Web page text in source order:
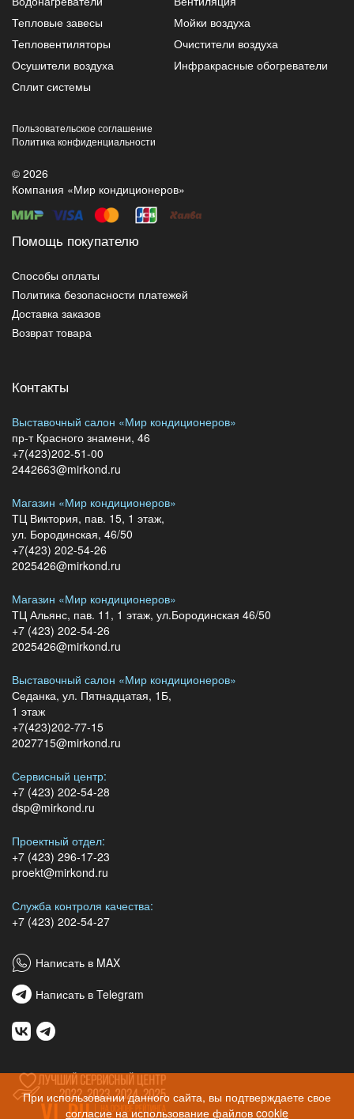
Тепловые завесы
Мойки воздуха
Тепловентиляторы
Очистители воздуха
Осушители воздуха
Инфракрасные обогреватели
Сплит системы
Пользовательское соглашение
Политика конфиденциальности
© 2026
Компания «Мир кондиционеров»
Помощь покупателю
Способы оплаты
Политика безопасности платежей
Доставка заказов
Возврат товара
Контакты
Выставочный салон «Мир кондиционеров»
пр-т Красного знамени, 46
+7(423)202-51-00
2442663@mirkond.ru
Магазин «Мир кондиционеров»
ТЦ Виктория, пав. 15, 1 этаж,
ул. Бородинская, 46/50
+7(423) 202-54-26
2025426@mirkond.ru
Магазин «Мир кондиционеров»
ТЦ Альянс, пав. 11, 1 этаж, ул.Бородинская 46/50
+7 (423) 202-54-26
2025426@mirkond.ru
Выставочный салон «Мир кондиционеров»
Седанка, ул. Пятнадцатая, 1Б,
1 этаж
+7(423)202-77-15
2027715@mirkond.ru
Сервисный центр:
+7 (423) 202-54-28
dsp@mirkond.ru
Проектный отдел:
+7 (423) 296-17-23
proekt@mirkond.ru
Служба контроля качества:
+7 (423) 202-54-27
Написать в MAX
Написать в Telegram
При использовании данного сайта, вы подтверждаете свое
согласие на использование файлов cookie